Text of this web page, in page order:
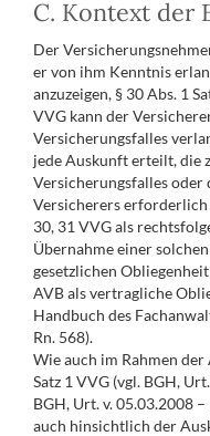
C. Kontext der
Der
er von ihm Kenntnis
anzuzeigen, § 30 Abs. 1
VVG kann der
Versicherungsfalles
jede Auskunft erteilt, die
Versicherungsfalles oder
Versicherers erforderlich
30, 31 VVG als
Übernahme einer
gesetzlichen
AVB als vertragliche
Handbuch des
Rn. 568).
Wie auch im Rahmen der
Satz 1 VVG (vgl. BGH,
BGH, Urt. v. 05.03.2008
auch hinsichtlich der